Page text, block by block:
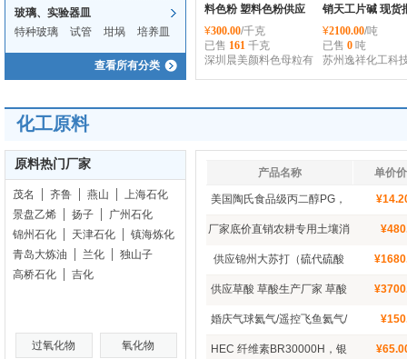
玻璃、实验器皿
特种玻璃
试管 坩埚 培养皿
查看所有分类
料色粉 塑料色粉供应
无卤颜料 cm-106批发
¥300.00/千克
已售 161 千克
深圳晨美颜料色母粒有
销天工片碱 现货
片碱99%高含量
¥2100.00/吨
已售 0 吨
苏州逸祥化工科
化工原料
原料热门厂家
茂名 齐鲁 燕山
上海石化
景盘乙烯
扬子
广州石化
锦州石化
天津石化
镇海炼化
青岛大炼油
兰化
独山子
高桥石化
吉化
过氧化物 氧化物
产品名称 单价
美国陶氏食品级丙二醇PG，
¥
厂家底价直销农耕专用土壤消
粉批发
¥
供应锦州大苏打（硫代硫酸
¥
供应草酸 草酸生产厂家 草酸
¥
婚庆气球氦气/遥控飞鱼氦气/
批发
¥
HEC 纤维素BR30000H，银
¥